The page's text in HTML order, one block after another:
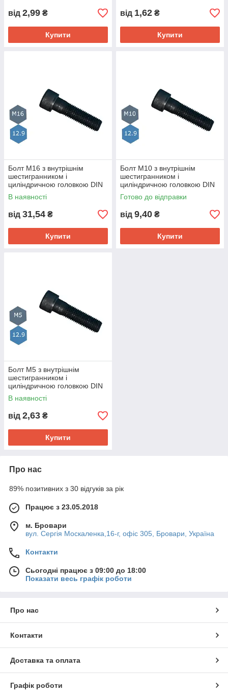
від 2,99 ₴
Купити
від 1,62 ₴
Купити
Болт М16 з внутрішнім
шестигранником і
циліндричною головкою DIN
912 клас міцн.12.9
В наявності
від 31,54 ₴
Купити
Болт М10 з внутрішнім
шестигранником і
циліндричною головкою DIN
912 клас міцн.12.9
Готово до відправки
від 9,40 ₴
Купити
Болт М5 з внутрішнім
шестигранником і
циліндричною головкою DIN
912 клас міцн.12.9
В наявності
від 2,63 ₴
Купити
Про нас
89% позитивних з 30 відгуків за рік
Працює з 23.05.2018
м. Бровари
вул. Сергія Москаленка,16-г, офіс 305, Бровари, Україна
Контакти
Сьогодні працює з 09:00 до 18:00
Показати весь графік роботи
Про нас
Контакти
Доставка та оплата
Графік роботи